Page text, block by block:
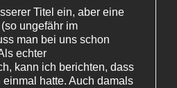
Titel ein, aber eine
ungefähr im
man bei uns schon
echter
kann ich berichten, dass
hatte. Auch damals